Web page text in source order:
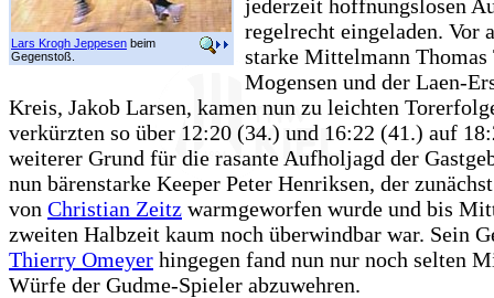
Lars Krogh Jeppesen beim
Gegenstoß.
jederzeit hoffnungslosen
regelrecht eingeladen. Vor
starke Mittelmann Thomas
Mogensen und der Laen-
Kreis, Jakob Larsen, kamen nun zu leichten
verkürzten so über 12:20 (34.) und 16:22 (41.) auf
weiterer Grund für die rasante Aufholjagd der
nun bärenstarke Keeper Peter Henriksen, der
von Christian Zeitz warmgeworfen wurde und bis
zweiten Halbzeit kaum noch überwindbar war. Sein
Thierry Omeyer hingegen fand nun nur noch selten
Würfe der Gudme-Spieler abzuwehren.